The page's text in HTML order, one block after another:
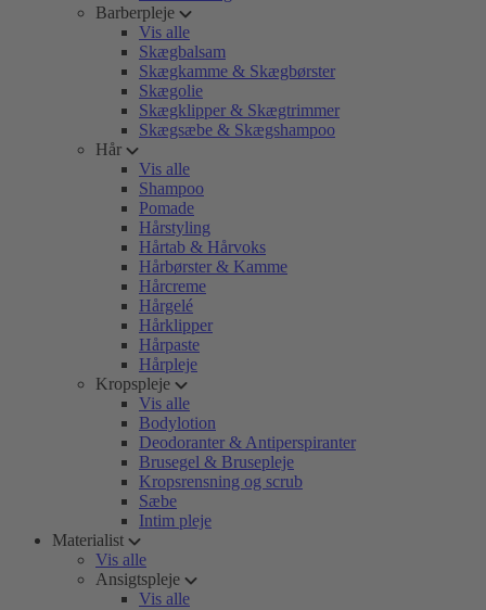
Barberpleje
Vis alle
Skægbalsam
Skægkamme & Skægbørster
Skægolie
Skægklipper & Skægtrimmer
Skægsæbe & Skægshampoo
Hår
Vis alle
Shampoo
Pomade
Hårstyling
Hårtab & Hårvoks
Hårbørster & Kamme
Hårcreme
Hårgelé
Hårklipper
Hårpaste
Hårpleje
Kropspleje
Vis alle
Bodylotion
Deodoranter & Antiperspiranter
Brusegel & Brusepleje
Kropsrensning og scrub
Sæbe
Intim pleje
Materialist
Vis alle
Ansigtspleje
Vis alle